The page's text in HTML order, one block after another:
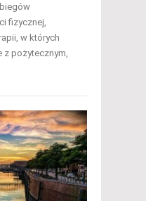
fizycznej,
w których
z pożytecznym,